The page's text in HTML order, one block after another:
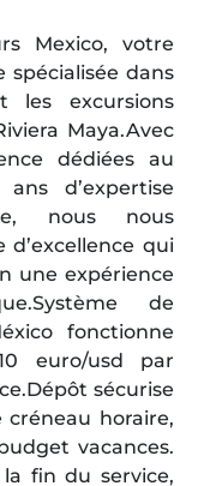
Mexico, votre
spécialisée dans
les excursions
Maya.Avec
dédiées au
d’expertise
nous nous
qui
une expérience
de
fonctionne
euro/usd par
sécurise
horaire,
vacances.
fin du service,